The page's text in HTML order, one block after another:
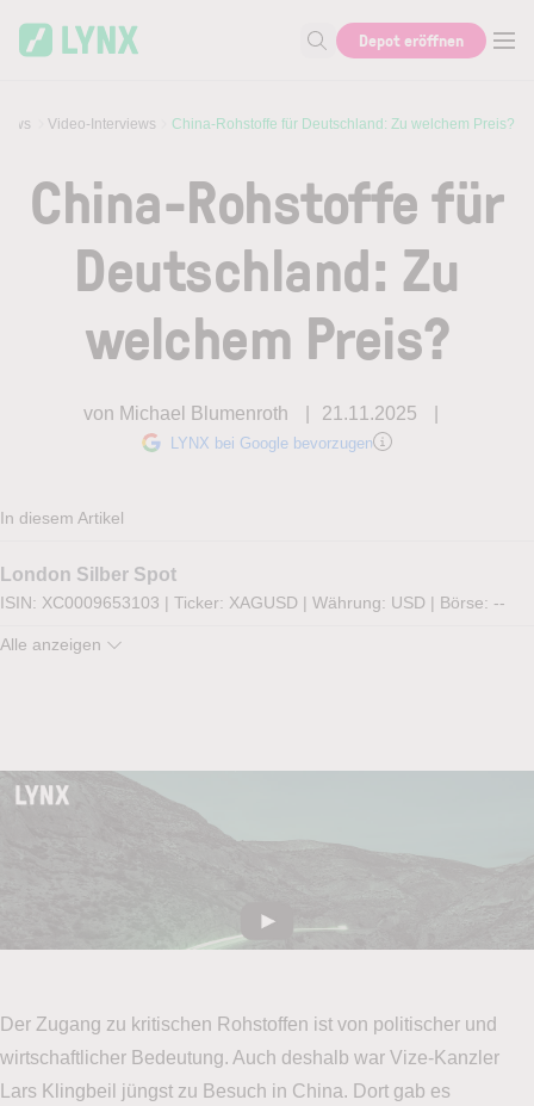
Suche nach Aktie, Autor...
Depot eröffnen
Video-Interviews China-Rohstoffe für Deutschland: Zu welchem Preis?
China-Rohstoffe für
Deutschland: Zu
welchem Preis?
von Michael Blumenroth 21.11.2025
LYNX bei Google bevorzugen
In diesem Artikel
London Silber Spot
ISIN: XC0009653103 | Ticker: XAGUSD | Währung: USD | Börse: --
Alle anzeigen
Der Zugang zu kritischen Rohstoffen ist von politischer und
wirtschaftlicher Bedeutung. Auch deshalb war Vize-Kanzler
Lars Klingbeil jüngst zu Besuch in China. Dort gab es